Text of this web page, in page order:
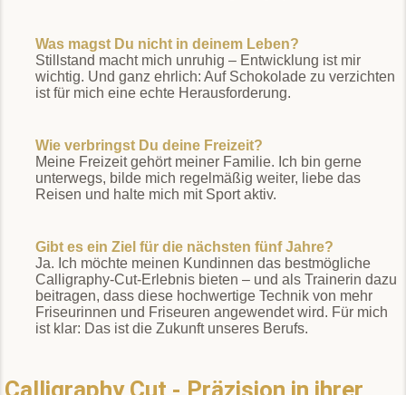
Was magst Du nicht in deinem Leben?
Stillstand macht mich unruhig – Entwicklung ist mir
wichtig. Und ganz ehrlich: Auf Schokolade zu verzichten
ist für mich eine echte Herausforderung.
Wie verbringst Du deine Freizeit?
Meine Freizeit gehört meiner Familie. Ich bin gerne
unterwegs, bilde mich regelmäßig weiter, liebe das
Reisen und halte mich mit Sport aktiv.
Gibt es ein Ziel für die nächsten fünf Jahre?
Ja. Ich möchte meinen Kundinnen das bestmögliche
Calligraphy-Cut-Erlebnis bieten – und als Trainerin dazu
beitragen, dass diese hochwertige Technik von mehr
Friseurinnen und Friseuren angewendet wird. Für mich
ist klar: Das ist die Zukunft unseres Berufs.
Calligraphy Cut - Präzision in ihrer